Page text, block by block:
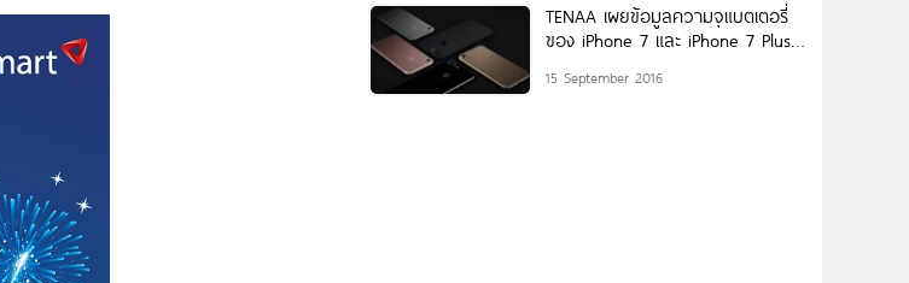
TENAA เผยข้อมูลความจุแบตเตอรี่
ของ iPhone 7 และ iPhone 7 Plus
15 September 2016